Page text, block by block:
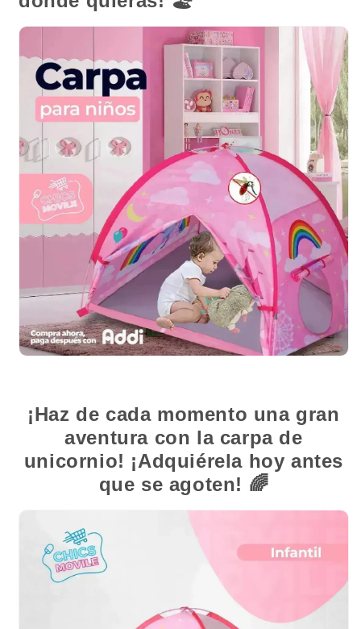
¡Haz de cada momento una gran
aventura con la carpa de
unicornio! ¡Adquiérela hoy antes
que se agoten! 🌈